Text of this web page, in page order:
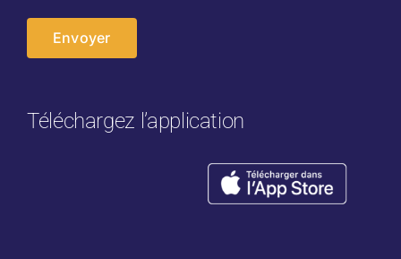
Téléchargez l’application